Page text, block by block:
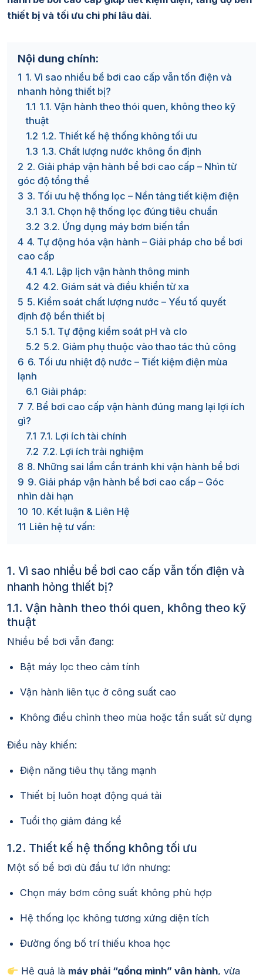
thiết bị và tối ưu chi phí lâu dài.
Nội dung chính:
1 1. Vì sao nhiều bể bơi cao cấp vẫn tốn điện và
nhanh hỏng thiết bị?
1.1 1.1. Vận hành theo thói quen, không theo kỹ
thuật
1.2 1.2. Thiết kế hệ thống không tối ưu
1.3 1.3. Chất lượng nước không ổn định
2 2. Giải pháp vận hành bể bơi cao cấp – Nhìn từ
góc độ tổng thể
3 3. Tối ưu hệ thống lọc – Nền tảng tiết kiệm điện
3.1 3.1. Chọn hệ thống lọc đúng tiêu chuẩn
3.2 3.2. Ứng dụng máy bơm biến tần
4 4. Tự động hóa vận hành – Giải pháp cho bể bơi
cao cấp
4.1 4.1. Lập lịch vận hành thông minh
4.2 4.2. Giám sát và điều khiển từ xa
5 5. Kiểm soát chất lượng nước – Yếu tố quyết
định độ bền thiết bị
5.1 5.1. Tự động kiểm soát pH và clo
5.2 5.2. Giảm phụ thuộc vào thao tác thủ công
6 6. Tối ưu nhiệt độ nước – Tiết kiệm điện mùa
lạnh
6.1 Giải pháp:
7 7. Bể bơi cao cấp vận hành đúng mang lại lợi ích
gì?
7.1 7.1. Lợi ích tài chính
7.2 7.2. Lợi ích trải nghiệm
8 8. Những sai lầm cần tránh khi vận hành bể bơi
9 9. Giải pháp vận hành bể bơi cao cấp – Góc
nhìn dài hạn
10 10. Kết luận & Liên Hệ
11 Liên hệ tư vấn:
1. Vì sao nhiều bể bơi cao cấp vẫn tốn điện và
nhanh hỏng thiết bị?
1.1. Vận hành theo thói quen, không theo kỹ
thuật
Nhiều bể bơi vẫn đang:
Bật máy lọc theo cảm tính
Vận hành liên tục ở công suất cao
Không điều chỉnh theo mùa hoặc tần suất sử dụng
Điều này khiến:
Điện năng tiêu thụ tăng mạnh
Thiết bị luôn hoạt động quá tải
Tuổi thọ giảm đáng kể
1.2. Thiết kế hệ thống không tối ưu
Một số bể bơi dù đầu tư lớn nhưng:
Chọn máy bơm công suất không phù hợp
Hệ thống lọc không tương xứng diện tích
Đường ống bố trí thiếu khoa học
Hệ quả là máy phải “gồng mình” vận hành, vừa